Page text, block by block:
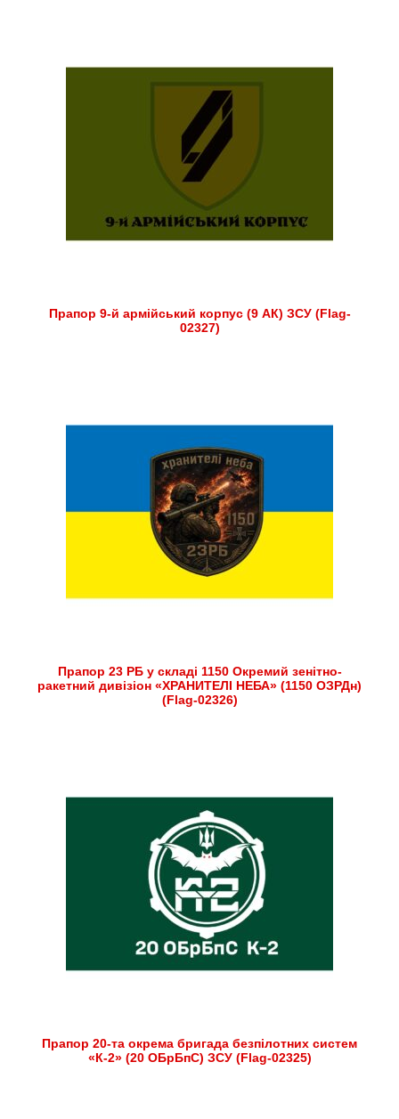
Прапор 9-й армійський корпус (9 АК) ЗСУ (Flag-
02327)
Прапор 23 РБ у складі 1150 Окремий зенітно-
ракетний дивізіон «ХРАНИТЕЛІ НЕБА» (1150 ОЗРДн)
(Flag-02326)
Прапор 20-та окрема бригада безпілотних систем
«К-2» (20 ОБрБпС) ЗСУ (Flag-02325)